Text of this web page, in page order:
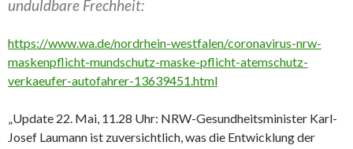
unduldbare Frechheit:
https://www.wa.de/nordrhein-westfalen/coronavirus-nrw-
maskenpflicht-mundschutz-maske-pflicht-atemschutz-
verkaeufer-autofahrer-13639451.html
„Update 22. Mai, 11.28 Uhr: NRW-Gesundheitsminister Karl-
Josef Laumann ist zuversichtlich, was die Entwicklung der